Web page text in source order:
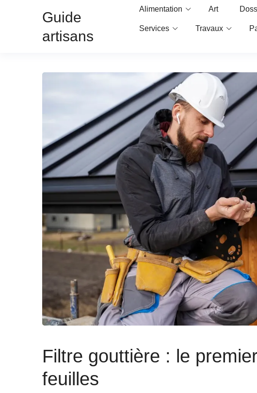
Guide
artisans
Alimentation Art
Services Travaux
Filtre gouttière : le
feuilles